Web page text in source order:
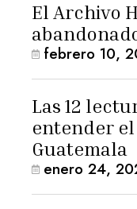
El Archivo
febrero 10,
Las 12
entender
Guatemala
enero 24,